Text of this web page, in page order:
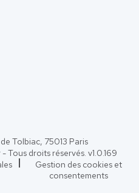
Tolbiac, 75013 Paris
Tous droits réservés. v1.0.169
Gestion des cookies et
consentements